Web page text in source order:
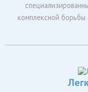
комплексной